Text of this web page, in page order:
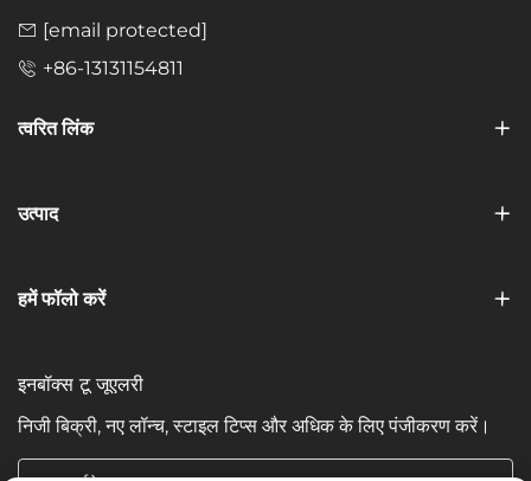
[email protected]
+86-13131154811
त्वरित लिंक
उत्पाद
हमें फॉलो करें
इनबॉक्स टू जूएलरी
निजी बिक्री, नए लॉन्च, स्टाइल टिप्स और अधिक के लिए पंजीकरण करें।